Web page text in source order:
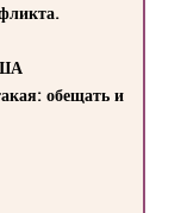
обещать и